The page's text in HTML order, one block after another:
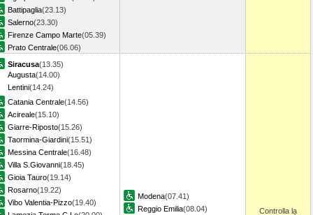
Battipaglia(23.13)
Salerno(23.30)
Firenze Campo Marte(05.39)
Prato Centrale(06.06)
Siracusa(13.35)
Augusta(14.00)
Lentini(14.24)
Catania Centrale(14.56)
Acireale(15.10)
Giarre-Riposto(15.26)
Taormina-Giardini(15.51)
Messina Centrale(16.48)
Villa S.Giovanni(18.45)
Gioia Tauro(19.14)
Rosarno(19.22)
Vibo Valentia-Pizzo(19.40)
Modena(07.41)
Reggio Emilia(08.04)
Controlla la